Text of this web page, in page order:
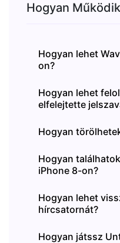
Hogyan Működik
Hogyan lehet
on?
Hogyan lehet
elfelejtette
Hogyan
Hogyan
iPhone 8-on?
Hogyan lehet
hírcsatornát?
Hogyan játssz